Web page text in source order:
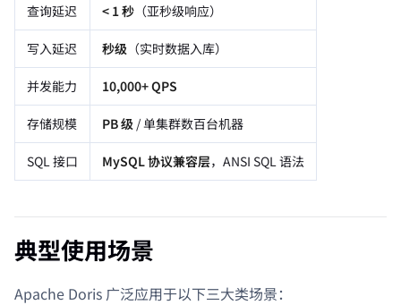
查询延迟
< 1 秒 （亚秒级响应）
写入延迟 秒级 （实时数据入库）
并发能力 10,000+ QPS
存储规模 PB 级 / 单集群数百台机器
SQL 接口 MySQL 协议兼容层，ANSI SQL 语法
典型使用场景
Apache Doris 广泛应用于以下三大类场景：